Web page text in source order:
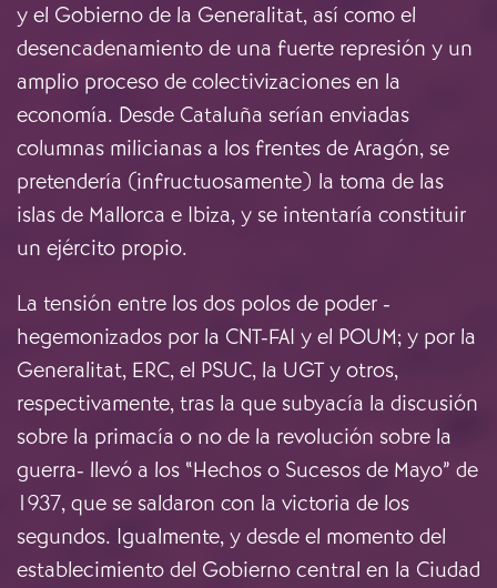
y el Gobierno de la Generalitat, así como el
desencadenamiento de una fuerte represión y un
amplio proceso de colectivizaciones en la
economía. Desde Cataluña serían enviadas
columnas milicianas a los frentes de Aragón, se
pretendería (infructuosamente) la toma de las
islas de Mallorca e Ibiza, y se intentaría constituir
un ejército propio.
La tensión entre los dos polos de poder -
hegemonizados por la CNT-FAI y el POUM; y por la
Generalitat, ERC, el PSUC, la UGT y otros,
respectivamente, tras la que subyacía la discusión
sobre la primacía o no de la revolución sobre la
guerra- llevó a los “Hechos o Sucesos de Mayo” de
1937, que se saldaron con la victoria de los
segundos. Igualmente, y desde el momento del
establecimiento del Gobierno central en la Ciudad